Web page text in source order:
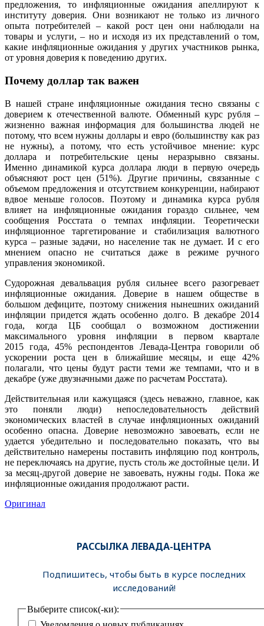
предложения, то инфляционные ожидания апеллируют к
институту доверия. Они возникают не только из личного
опыта потребителей – какой рост цен они наблюдали на
товары и услуги, – но и исходя из их представлений о том,
какие инфляционные ожидания у других участников рынка,
от уровня доверия к поведению других.
Почему доллар так важен
В нашей стране инфляционные ожидания тесно связаны с
доверием к отечественной валюте. Обменный курс рубля –
жизненно важная информация для большинства людей не
потому, что всем нужны доллары и евро (большинству как раз
не нужны), а потому, что есть устойчивое мнение: курс
доллара и потребительские цены неразрывно связаны.
Именно динамикой курса доллара люди в первую очередь
объясняют рост цен (51%). Другие причины, связанные с
объемом предложения и отсутствием конкуренции, набирают
вдвое меньше голосов. Поэтому и динамика курса рубля
влияет на инфляционные ожидания гораздо сильнее, чем
сообщения Росстата о темпах инфляции. Теоретически
инфляционное таргетирование и стабилизация валютного
курса – разные задачи, но население так не думает. И с его
мнением опасно не считаться даже в режиме ручного
управления экономикой.
Судорожная девальвация рубля сильнее всего разогревает
инфляционные ожидания. Доверие в нашем обществе в
большом дефиците, поэтому снижения нынешних ожиданий
инфляции придется ждать особенно долго. В декабре 2014
года, когда ЦБ сообщал о возможном достижении
максимального уровня инфляции в первом квартале
2015 года, 45% респондентов Левада-Центра говорили об
ускорении роста цен в ближайшие месяцы, и еще 42%
полагали, что цены будут расти теми же темпами, что и в
декабре (уже двузначными даже по расчетам Росстата).
Действительная или кажущаяся (здесь неважно, главное, как
это поняли люди) непоследовательность действий
экономических властей в случае инфляционных ожиданий
особенно опасна. Доверие невозможно завоевать, если не
удается убедительно и последовательно показать, что вы
действительно намерены поставить инфляцию под контроль,
не переключаясь на другие, пусть столь же достойные цели. И
за месяц-другой доверие не завоевать, нужны годы. Пока же
инфляционные ожидания продолжают расти.
Оригинал
РАССЫЛКА ЛЕВАДА-ЦЕНТРА
Подпишитесь, чтобы быть в курсе последних
исследований!
Выберите список(-ки):